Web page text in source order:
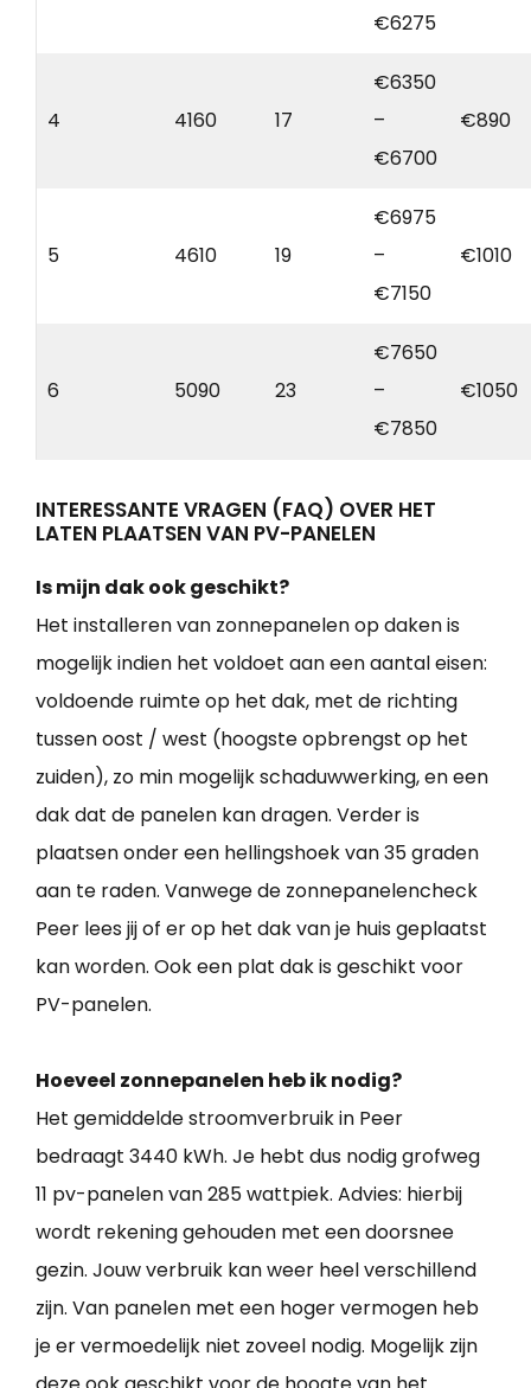
€6275
4 4160 17
€6350
–
€6700
€890
5 4610 19
€6975
–
€7150
€1010
6 5090 23
€7650
–
€7850
€1050
INTERESSANTE VRAGEN (FAQ) OVER HET
LATEN PLAATSEN VAN PV-PANELEN
Is mijn dak ook geschikt?
Het installeren van zonnepanelen op daken is
mogelijk indien het voldoet aan een aantal eisen:
voldoende ruimte op het dak, met de richting
tussen oost / west (hoogste opbrengst op het
zuiden), zo min mogelijk schaduwwerking, en een
dak dat de panelen kan dragen. Verder is
plaatsen onder een hellingshoek van 35 graden
aan te raden. Vanwege de zonnepanelencheck
Peer lees jij of er op het dak van je huis geplaatst
kan worden. Ook een plat dak is geschikt voor
PV-panelen.
Hoeveel zonnepanelen heb ik nodig?
Het gemiddelde stroomverbruik in Peer
bedraagt 3440 kWh. Je hebt dus nodig grofweg
11 pv-panelen van 285 wattpiek. Advies: hierbij
wordt rekening gehouden met een doorsnee
gezin. Jouw verbruik kan weer heel verschillend
zijn. Van panelen met een hoger vermogen heb
je er vermoedelijk niet zoveel nodig. Mogelijk zijn